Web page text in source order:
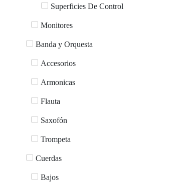
Superficies De Control
Monitores
Banda y Orquesta
Accesorios
Armonicas
Flauta
Saxofón
Trompeta
Cuerdas
Bajos